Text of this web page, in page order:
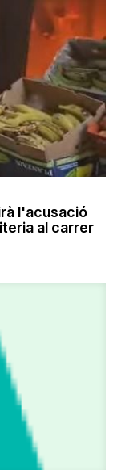
l'acusació
al carrer